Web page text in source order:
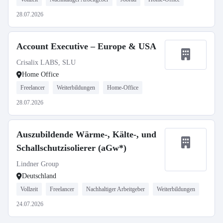
28.07.2026
Account Executive – Europe & USA
Crisalix LABS, SLU
Home Office
Freelancer Weiterbildungen Home-Office
28.07.2026
Auszubildende Wärme-, Kälte-, und
Schallschutzisolierer (aGw*)
Lindner Group
Deutschland
Vollzeit Freelancer Nachhaltiger Arbeitgeber Weiterbildungen
24.07.2026